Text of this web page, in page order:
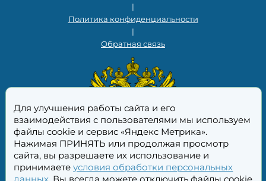
|
Политика конфиденциальности
|
Обратная связь
Для улучшения работы сайта и его
взаимодействия с пользователями мы используем
файлы cookie и сервис «Яндекс Метрика».
Нажимая ПРИНЯТЬ или продолжая просмотр
сайта, вы разрешаете их использование и
принимаетеусловия обработки персональных